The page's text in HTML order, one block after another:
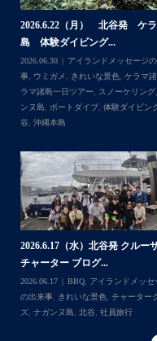
また来年もリピ
発着の国立公園指定の
ング・#スノーケリン
2026.6.22（月） 北谷発 ケ
島 体験ダイビング...
2026.06.30
アイランドメッセージ
事, ウミガメ, きれいな景色, ケラマ
ラマ諸島一日ツアー, スノーケリング,
ンヌ島, ボートダイブ, 体験ダイビン
谷, 沖縄本島
2026.6.17（水）北谷発 クルー
チャーター ブログ...
2026.06.17 BBQ,
アイランドメッセ
の出来事, きれいな景色
チャーター
ズ, ナガンヌ島 北谷, 社員旅行